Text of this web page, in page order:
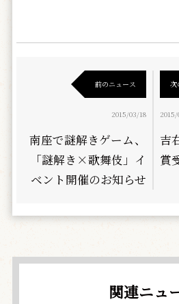
前のニュース
2015/03/18
南座で謎解きゲーム、
「謎解き×歌舞伎」イ
ベント開催のお知らせ
次
吉
賞
関連ニュ